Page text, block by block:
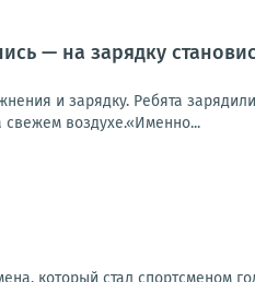
— на зарядку
и зарядку. Ребята
воздухе.«Именно...
который стал спортсменом